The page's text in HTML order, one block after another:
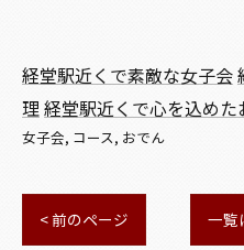
経堂駅近くで素敵な女子会
理経堂駅近くで心を込めた
女子会 コース おでん
< 前のページ 一覧